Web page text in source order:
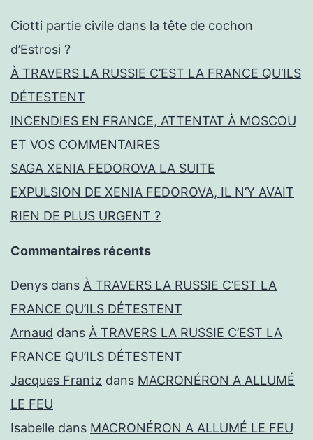
Ciotti partie civile dans la tête de cochon
d’Estrosi ?
À TRAVERS LA RUSSIE C’EST LA FRANCE QU’ILS
DÉTESTENT
INCENDIES EN FRANCE, ATTENTAT À MOSCOU
ET VOS COMMENTAIRES
SAGA XENIA FEDOROVA LA SUITE
EXPULSION DE XENIA FEDOROVA, IL N’Y AVAIT
RIEN DE PLUS URGENT ?
Commentaires récents
Denys dans À TRAVERS LA RUSSIE C’EST LA
FRANCE QU’ILS DÉTESTENT
Arnaud dans À TRAVERS LA RUSSIE C’EST LA
FRANCE QU’ILS DÉTESTENT
Jacques Frantz dans MACRONÉRON A ALLUMÉ
LE FEU
Isabelle dans MACRONÉRON A ALLUMÉ LE FEU